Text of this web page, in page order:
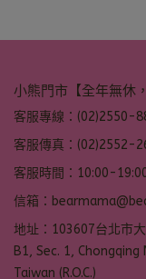
小熊門市【全年無休
客服專線：(02)2550-
客服傳真：(02)2552-
客服時間：10:00-
信箱：
地址：103607台北市
B1, Sec. 1,
Taiwan (R.O.C.)